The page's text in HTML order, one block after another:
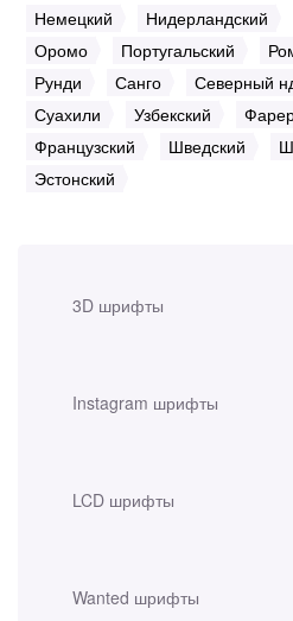
3D шрифты
Instagram шрифты
LCD шрифты
Wanted шрифты
Немецкий
Нидерландский
Оромо
Португальский
Рунди
Санго Северный
Суахили
Узбекский
Французский
Шведский
Эстонский